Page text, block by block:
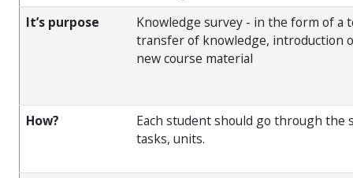
It’s purpose
Knowledge survey - in the form of a
transfer of knowledge, introduction
new course material
How?
Each student should go through the
tasks, units.